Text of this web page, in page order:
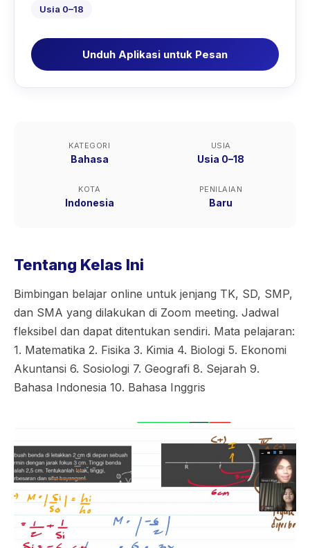
Usia 0–18
Unduh Aplikasi untuk Pesan
KATEGORI
Bahasa
USIA
Usia 0–18
KOTA
Indonesia
PENILAIAN
Baru
Tentang Kelas Ini
Bimbingan belajar online untuk jenjang TK, SD, SMP,
dan SMA yang dilakukan di Zoom meeting. Jadwal
fleksibel dan dapat ditentukan sendiri. Mata pelajaran:
1. Matematika 2. Fisika 3. Kimia 4. Biologi 5. Ekonomi
Akuntansi 6. Sosiologi 7. Geografi 8. Sejarah 9.
Bahasa Indonesia 10. Bahasa Inggris